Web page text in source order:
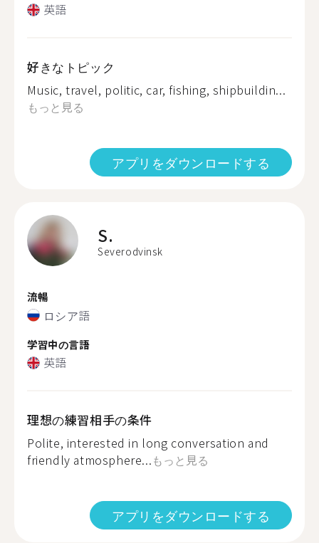
英語
好きなトピック
Music, travel, politic, car, fishing, shipbuildin...
もっと見る
アプリをダウンロードする
S.
Severodvinsk
流暢
ロシア語
学習中の言語
英語
理想の練習相手の条件
Polite, interested in long conversation and
friendly atmosphere...もっと見る
アプリをダウンロードする